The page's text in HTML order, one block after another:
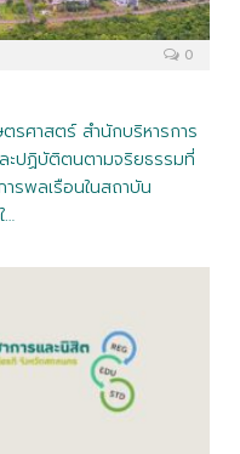
0
รศาสตร์ สำนักบริหารการ
ะปฏิบัติตนตามจริยธรรมที่
รพลเรือนในสถาบัน
…